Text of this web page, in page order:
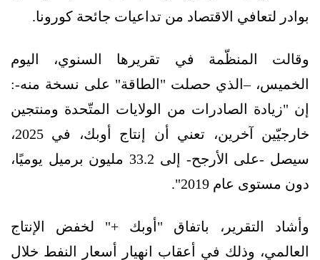
بوادر لتعافي الاقتصاد من تداعيات جائحة كورونا.
وقالت المنظّمة في تقريرها السنوي، اليوم
الخميس، –الذي حصلت "الطاقة" على نسخة منه-:
إن "زيادة الصادرات من الولايات المتّحدة ومنتجين
خارجيّين آخرين، تعني أن إنتاج أوبك، في 2025،
سيصل -على الأرجح- إلى 33.2 مليون برميل يوميًا،
دون مستوى عام 2019".
وأشاد التقرير، باتفاق "أوبك +" لخفض الإنتاج
العالمي، وذلك في أعقاب انهيار أسعار النفط خلال